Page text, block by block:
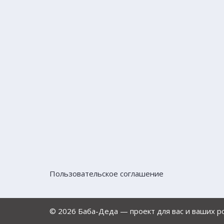
Пользовательское соглашение
© 2026 Баба-Деда — проект для вас и ваших